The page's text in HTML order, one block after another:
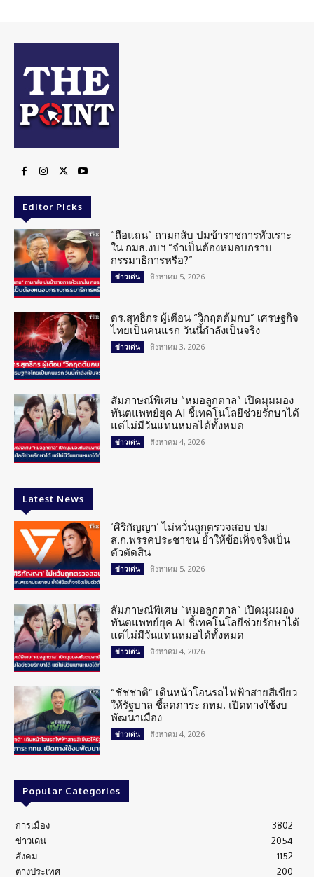
Editor Picks
“ถือแถน” ถามกลับ ปมข้าราชการหัวเราะ
ใน กมธ.งบฯ “จำเป็นต้องหมอบกราบ
กรรมาธิการหรือ?”
ข่าวเด่น สิงหาคม 5, 2026
ดร.สุทธิกร ผู้เตือน “วิกฤตต้มกบ” เศรษฐกิจ
ไทยเป็นคนแรก วันนี้กำลังเป็นจริง
ข่าวเด่น สิงหาคม 3, 2026
สัมภาษณ์พิเศษ “หมอลูกตาล” เปิดมุมมอง
ทันตแพทย์ยุค AI ชี้เทคโนโลยีช่วยรักษาได้
แต่ไม่มีวันแทนหมอได้ทั้งหมด
ข่าวเด่น สิงหาคม 4, 2026
Latest News
‘ศิริกัญญา’ ไม่หวั่นถูกตรวจสอบ ปม
ส.ก.พรรคประชาชน ย้ำให้ข้อเท็จจริงเป็น
ตัวตัดสิน
ข่าวเด่น สิงหาคม 5, 2026
สัมภาษณ์พิเศษ “หมอลูกตาล” เปิดมุมมอง
ทันตแพทย์ยุค AI ชี้เทคโนโลยีช่วยรักษาได้
แต่ไม่มีวันแทนหมอได้ทั้งหมด
ข่าวเด่น สิงหาคม 4, 2026
“ชัชชาติ” เดินหน้าโอนรถไฟฟ้าสายสีเขียว
ให้รัฐบาล ชี้ลดภาระ กทม. เปิดทางใช้งบ
พัฒนาเมือง
ข่าวเด่น สิงหาคม 4, 2026
Popular Categories
การเมือง
3802
ข่าวเด่น
2054
สังคม
1152
ต่างประเทศ
200